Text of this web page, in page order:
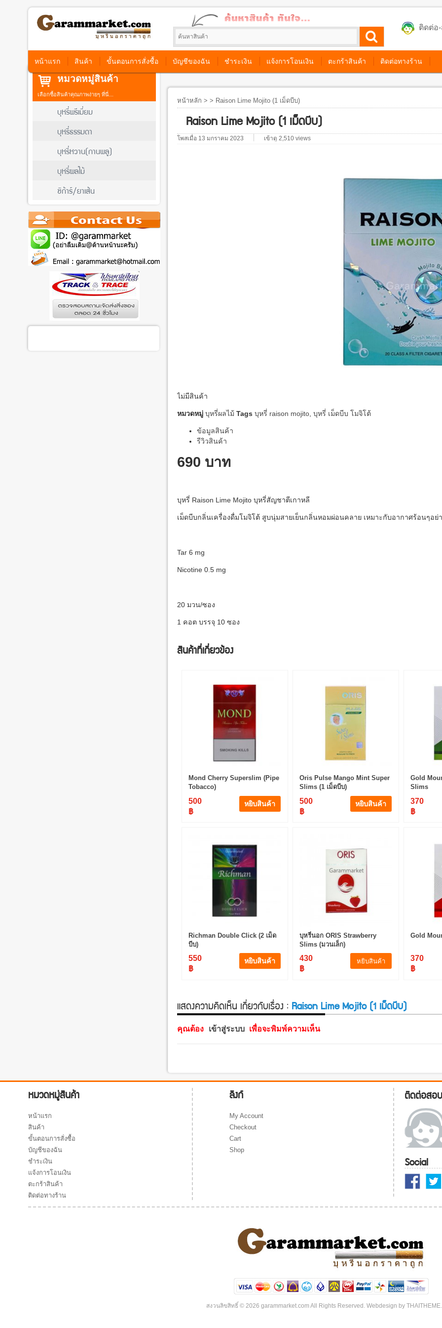
ติดต่อ
หน้าแรก สินค้า ขั้นตอนการสั่งซื้อ บัญชีของฉัน ชำระเงิน แจ้งการโอนเงิน ตะกร้าสินค้า ติดต่อทางร้าน
หน้าหลัก > > Raison Lime Mojito (1 เม็ดบีบ)
Raison Lime Mojito (1 เม็ดบีบ)
โพสเมื่อ 13 มกราคม 2023 เข้าดู 2,510 views
ไม่มีสินค้า
หมวดหมู่ บุหรี่ผลไม้ Tags บุหรี่ raison mojito, บุหรี่ เม็ดบีบ โมจิโต้
ข้อมูลสินค้า
รีวิวสินค้า
690 บาท
บุหรี่ Raison Lime Mojito บุหรี่สัญชาตีเกาหลี
เม็ดบีบกลิ่นเครื่องดื่มโมจิโต้ สูบนุ่มสายเย็นกลิ่นหอมผ่อนคลาย เหมาะกับอากาศร้อนๆอย่า
Tar 6 mg
Nicotine 0.5 mg
20 มวน/ซอง
1 คอต บรรจุ 10 ซอง
สินค้าที่เกี่ยวข้อง
Mond Cherry Superslim (Pipe
Tobacco)
500
฿
หยิบสินค้า
Oris Pulse Mango Mint Super
Slims (1 เม็ดบีบ)
500
฿
หยิบสินค้า
Gold
Slims
370
฿
Richman Double Click (2 เม็ด
บีบ)
550
฿
หยิบสินค้า
บุหรี่นอก ORIS Strawberry
Slims (มวนเล็ก)
430
฿
หยิบสินค้า
Gold
370
฿
แสดงความคิดเห็น เกี่ยวกับเรื่อง : Raison Lime Mojito (1 เม็ดบีบ)
คุณต้อง เข้าสู่ระบบ เพื่อจะพิมพ์ความเห็น
หมวดหมู่สินค้า
เลือกซื้อสินค้าคุณภาพง่ายๆ ที่นี่...
บุหรี่พรีเมี่ยม
บุหรี่ธรรมดา
บุหรี่หวาน(กานพลู)
บุหรี่ผลไม้
ซิก้าร์/ยาเส้น
หมวดหมู่สินค้า
หน้าแรก
สินค้า
ขั้นตอนการสั่งซื้อ
บัญชีของฉัน
ชำระเงิน
แจ้งการโอนเงิน
ตะกร้าสินค้า
ติดต่อทางร้าน
ลิงก์
My Account
Checkout
Cart
Shop
ติดต่อสอ
Social
สงวนลิขสิทธิ์ © 2026 garammarket.com All Rights Reserved. Webdesign by